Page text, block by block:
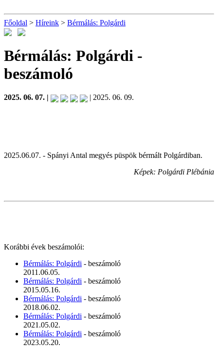
Főoldal > Híreink > Bérmálás: Polgárdi
Bérmálás: Polgárdi -
beszámoló
2025. 06. 07. | | 2025. 06. 09.
2025.06.07. - Spányi Antal megyés püspök bérmált Polgárdiban.
Képek: Polgárdi Plébánia
Korábbi évek beszámolói:
Bérmálás: Polgárdi - beszámoló
2011.06.05.
Bérmálás: Polgárdi - beszámoló
2015.05.16.
Bérmálás: Polgárdi - beszámoló
2018.06.02.
Bérmálás: Polgárdi - beszámoló
2021.05.02.
Bérmálás: Polgárdi - beszámoló
2023.05.20.